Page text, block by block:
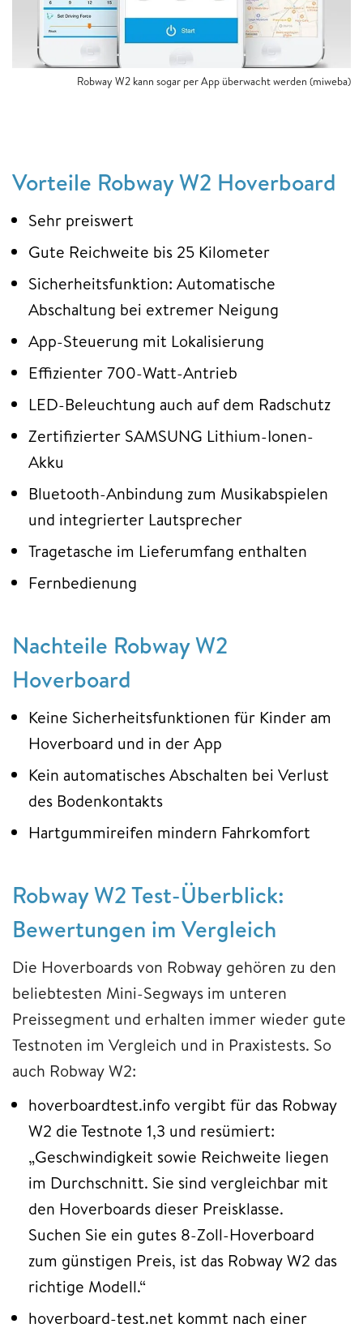
Robway W2 kann sogar per App überwacht werden (miweba)
Vorteile Robway W2 Hoverboard
Sehr preiswert
Gute Reichweite bis 25 Kilometer
Sicherheitsfunktion: Automatische
Abschaltung bei extremer Neigung
App-Steuerung mit Lokalisierung
Effizienter 700-Watt-Antrieb
LED-Beleuchtung auch auf dem Radschutz
Zertifizierter SAMSUNG Lithium-Ionen-
Akku
Bluetooth-Anbindung zum Musikabspielen
und integrierter Lautsprecher
Tragetasche im Lieferumfang enthalten
Fernbedienung
Nachteile Robway W2
Hoverboard
Keine Sicherheitsfunktionen für Kinder am
Hoverboard und in der App
Kein automatisches Abschalten bei Verlust
des Bodenkontakts
Hartgummireifen mindern Fahrkomfort
Robway W2 Test-Überblick:
Bewertungen im Vergleich
Die Hoverboards von Robway gehören zu den
beliebtesten Mini-Segways im unteren
Preissegment und erhalten immer wieder gute
Testnoten im Vergleich und in Praxistests. So
auch Robway W2:
hoverboardtest.info vergibt für das Robway
W2 die Testnote 1,3 und resümiert:
„Geschwindigkeit sowie Reichweite liegen
im Durchschnitt. Sie sind vergleichbar mit
den Hoverboards dieser Preisklasse.
Suchen Sie ein gutes 8-Zoll-Hoverboard
zum günstigen Preis, ist das Robway W2 das
richtige Modell.“
hoverboard-test.net kommt nach einer